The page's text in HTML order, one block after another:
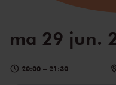
ma 29 jun.
20:00 – 21:30